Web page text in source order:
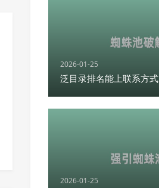
2026-01-25
泛目录排名能上联系方式
2026-01-25